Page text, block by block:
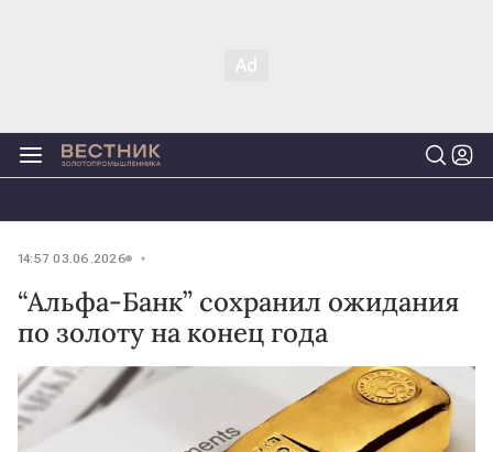
14:57 03.06.2026
“Альфа-Банк” сохранил ожидания
по золоту на конец года